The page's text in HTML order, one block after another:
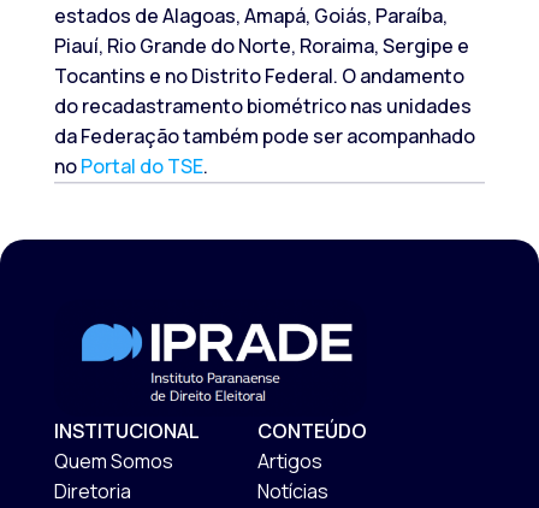
estados de Alagoas, Amapá, Goiás, Paraíba,
Piauí, Rio Grande do Norte, Roraima, Sergipe e
Tocantins e no Distrito Federal. O andamento
do recadastramento biométrico nas unidades
da Federação também pode ser acompanhado
noPortal do TSE.
INSTITUCIONAL
Quem Somos
Diretoria
CONTEÚDO
Artigos
Notícias